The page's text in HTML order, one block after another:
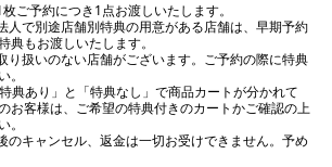
ご予約につき1点お渡しいたします。
人で別途店舗別特典の用意がある店舗は、早期予約
典もお渡しいたします。
り扱いのない店舗がございます。ご予約の際に特典
典あり」と「特典なし」で商品カートが分かれて
お客様は、ご希望の特典付きのカートかご確認の上
。
キャンセル、返金は一切お受けできません。予め